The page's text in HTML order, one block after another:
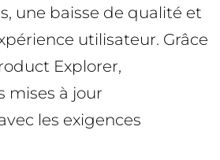
une baisse de qualité et
utilisateur. Grâce
Explorer,
mises à jour
les exigences